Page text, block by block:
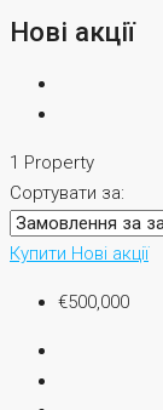
Нові акції
1 Property
Сортувати за:
Купити Нові акції
€500,000